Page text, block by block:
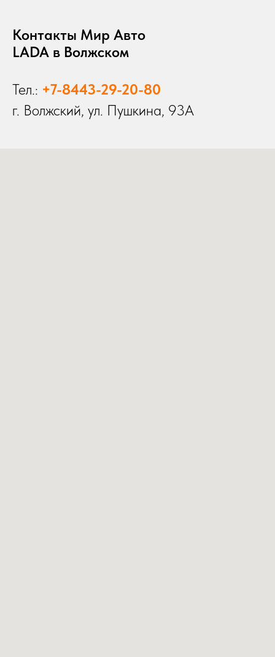
Контакты Мир Авто
LADA в Волжском
Тел.: +7-8443-29-20-80
г. Волжский, ул. Пушкина, 93А